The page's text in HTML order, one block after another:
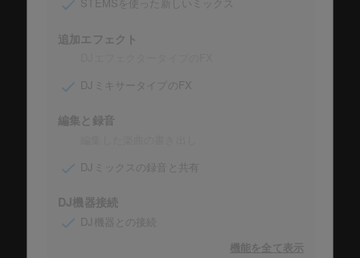
STEMSを使った新しいミックス
追加エフェクト
DJミキサータイプのFX
編集と録音
DJミックスの録音と共有
DJ機器接続
DJ機器との接続
機能を全て表示